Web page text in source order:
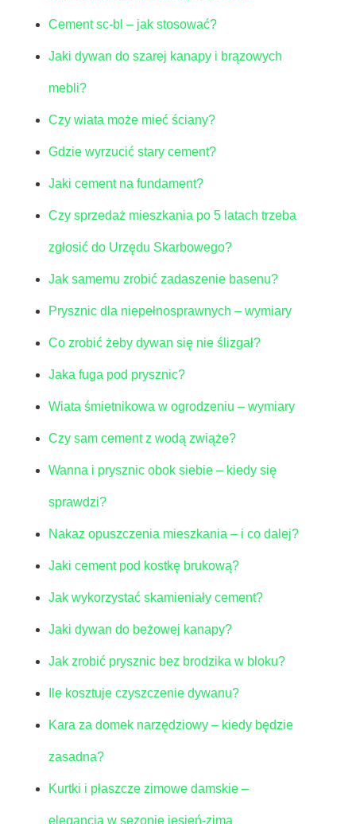
Cement sc-bl – jak stosować?
Jaki dywan do szarej kanapy i brązowych
mebli?
Czy wiata może mieć ściany?
Gdzie wyrzucić stary cement?
Jaki cement na fundament?
Czy sprzedaż mieszkania po 5 latach trzeba
zgłosić do Urzędu Skarbowego?
Jak samemu zrobić zadaszenie basenu?
Prysznic dla niepełnosprawnych – wymiary
Co zrobić żeby dywan się nie ślizgał?
Jaka fuga pod prysznic?
Wiata śmietnikowa w ogrodzeniu – wymiary
Czy sam cement z wodą zwiąże?
Wanna i prysznic obok siebie – kiedy się
sprawdzi?
Nakaz opuszczenia mieszkania – i co dalej?
Jaki cement pod kostkę brukową?
Jak wykorzystać skamieniały cement?
Jaki dywan do beżowej kanapy?
Jak zrobić prysznic bez brodzika w bloku?
Ile kosztuje czyszczenie dywanu?
Kara za domek narzędziowy – kiedy będzie
zasadna?
Kurtki i płaszcze zimowe damskie –
elegancja w sezonie jesień-zima